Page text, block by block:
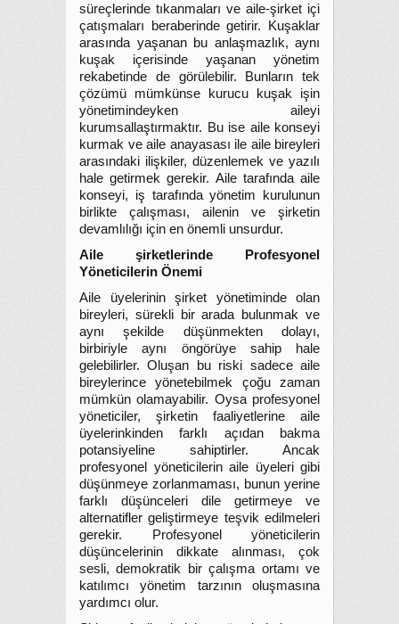
süreçlerinde tıkanmaları ve aile-şirket içi
çatışmaları beraberinde getirir. Kuşaklar
arasında yaşanan bu anlaşmazlık, aynı
kuşak içerisinde yaşanan yönetim
rekabetinde de görülebilir. Bunların tek
çözümü mümkünse kurucu kuşak işin
yönetimindeyken aileyi
kurumsallaştırmaktır. Bu ise aile konseyi
kurmak ve aile anayasası ile aile bireyleri
arasındaki ilişkiler, düzenlemek ve yazılı
hale getirmek gerekir. Aile tarafında aile
konseyi, iş tarafında yönetim kurulunun
birlikte çalışması, ailenin ve şirketin
devamlılığı için en önemli unsurdur.
Aile şirketlerinde Profesyonel
Yöneticilerin Önemi
Aile üyelerinin şirket yönetiminde olan
bireyleri, sürekli bir arada bulunmak ve
aynı şekilde düşünmekten dolayı,
birbiriyle aynı öngörüye sahip hale
gelebilirler. Oluşan bu riski sadece aile
bireylerince yönetebilmek çoğu zaman
mümkün olamayabilir. Oysa profesyonel
yöneticiler, şirketin faaliyetlerine aile
üyelerinkinden farklı açıdan bakma
potansiyeline sahiptirler. Ancak
profesyonel yöneticilerin aile üyeleri gibi
düşünmeye zorlanmaması, bunun yerine
farklı düşünceleri dile getirmeye ve
alternatifler geliştirmeye teşvik edilmeleri
gerekir. Profesyonel yöneticilerin
düşüncelerinin dikkate alınması, çok
sesli, demokratik bir çalışma ortamı ve
katılımcı yönetim tarzının oluşmasına
yardımcı olur.